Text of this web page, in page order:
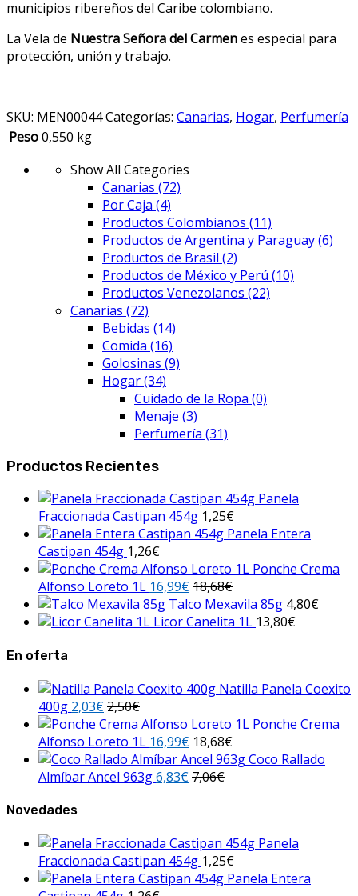
municipios ribereños del Caribe colombiano.
La Vela de Nuestra Señora del Carmenes especial para
protección, unión y trabajo.
SKU: MEN00044Categorías: Canarias, Hogar, Perfumería
Peso0,550 kg
Show All Categories
Canarias (72)
Por Caja (4)
Productos Colombianos (11)
Productos de Argentina y Paraguay(6)
Productos de Brasil (2)
Productos de México y Perú (10)
Productos Venezolanos (22)
Canarias (72)
Bebidas (14)
Comida (16)
Golosinas (9)
Hogar(34)
Cuidado de la Ropa (0)
Menaje (3)
Perfumería (31)
Productos Recientes
Panela
Fraccionada Castipan 454g 1,25€
Panela Entera
Castipan 454g 1,26€
Ponche Crema
Alfonso Loreto 1L 16,99€18,68€
Talco Mexavila 85g 4,80€
Licor Canelita 1L 13,80€
En oferta
Natilla Panela Coexito
400g 2,03€2,50€
Ponche Crema
Alfonso Loreto 1L 16,99€18,68€
Coco Rallado
Almíbar Ancel 963g6,83€7,06€
Novedades
Panela
Fraccionada Castipan 454g 1,25€
Panela Entera